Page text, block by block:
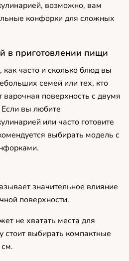
возможно, вам
конфорки для сложных
в приготовлении пищи
часто и сколько блюд вы
семей или тех, кто
варочная поверхность с двумя
вы любите
или часто готовите
выбирать модель с
значительное влияние
поверхности.
не хватать места для
стоит выбирать компактные